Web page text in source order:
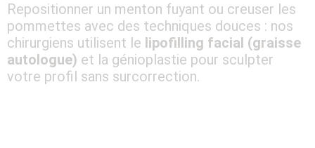
Repositionner un menton fuyant ou creuser les
pommettes avec des techniques douces : nos
chirurgiens utilisent le lipofilling facial (graisse
autologue) et la génioplastie pour sculpter
votre profil sans surcorrection.